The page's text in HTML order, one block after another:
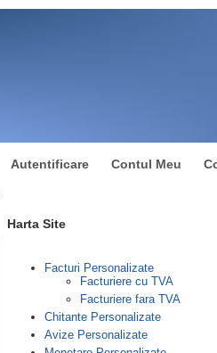
Autentificare Contul Meu
Harta Site
Facturi Personalizate
Facturiere cu TVA
Facturiere fara TVA
Chitante Personalizate
Avize Personalizate